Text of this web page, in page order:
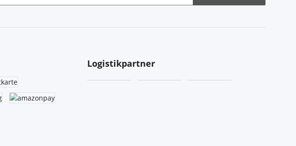
Logistikpartner